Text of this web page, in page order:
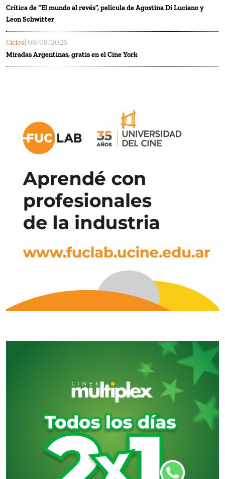
Crítica de “El mundo al revés”, película de Agostina Di Luciano y
Leon Schwitter
Ciclos | 06/08/2026
Miradas Argentinas, gratis en el Cine York